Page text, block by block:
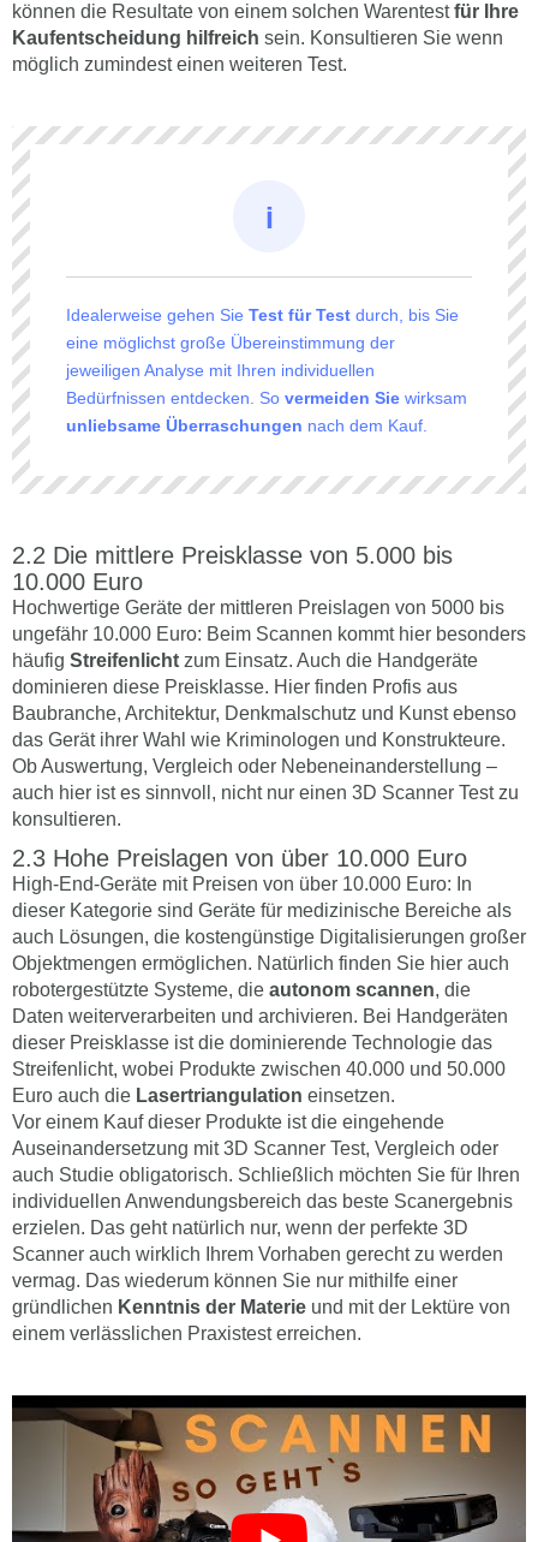
können die Resultate von einem solchen Warentestfür Ihre
Kaufentscheidung hilfreich sein. Konsultieren Sie wenn
möglich zumindest einen weiteren Test.
Idealerweise gehen Sie Test für Test durch, bis Sie
eine möglichst große Übereinstimmung der
jeweiligen Analyse mit Ihren individuellen
Bedürfnissen entdecken. So vermeiden Sie wirksam
unliebsame Überraschungen nach dem Kauf.
Die mittlere Preisklasse von 5.000 bis
10.000 Euro
Hochwertige Geräte der mittleren Preislagen von 5000 bis
ungefähr 10.000 Euro: Beim Scannen kommt hier besonders
häufig Streifenlicht zum Einsatz. Auch die Handgeräte
dominieren diese Preisklasse. Hier finden Profis aus
Baubranche, Architektur, Denkmalschutz und Kunst ebenso
das Gerät ihrer Wahl wie Kriminologen und Konstrukteure.
Ob Auswertung, Vergleich oder Nebeneinanderstellung –
auch hier ist es sinnvoll, nicht nur einen 3D Scanner Test zu
konsultieren.
Hohe Preislagen von über 10.000 Euro
High-End-Geräte mit Preisen von über 10.000 Euro: In
dieser Kategorie sind Geräte für medizinische Bereiche als
auch Lösungen, die kostengünstige Digitalisierungen großer
Objektmengen ermöglichen. Natürlich finden Sie hier auch
robotergestützte Systeme, die autonom scannen, die
Daten weiterverarbeiten und archivieren. Bei Handgeräten
dieser Preisklasse ist die dominierende Technologie das
Streifenlicht, wobei Produkte zwischen 40.000 und 50.000
Euro auch die Lasertriangulation einsetzen.
Vor einem Kauf dieser Produkte ist die eingehende
Auseinandersetzung mit 3D Scanner Test, Vergleich oder
auch Studie obligatorisch. Schließlich möchten Sie für Ihren
individuellen Anwendungsbereich das beste Scanergebnis
erzielen. Das geht natürlich nur, wenn der perfekte 3D
Scanner auch wirklich Ihrem Vorhaben gerecht zu werden
vermag. Das wiederum können Sie nur mithilfe einer
gründlichen Kenntnis der Materie und mit der Lektüre von
einem verlässlichen Praxistest erreichen.